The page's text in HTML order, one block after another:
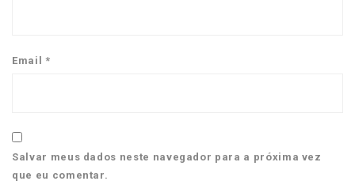
Email *
Salvar meus dados neste navegador para a próxima vez
que eu comentar.